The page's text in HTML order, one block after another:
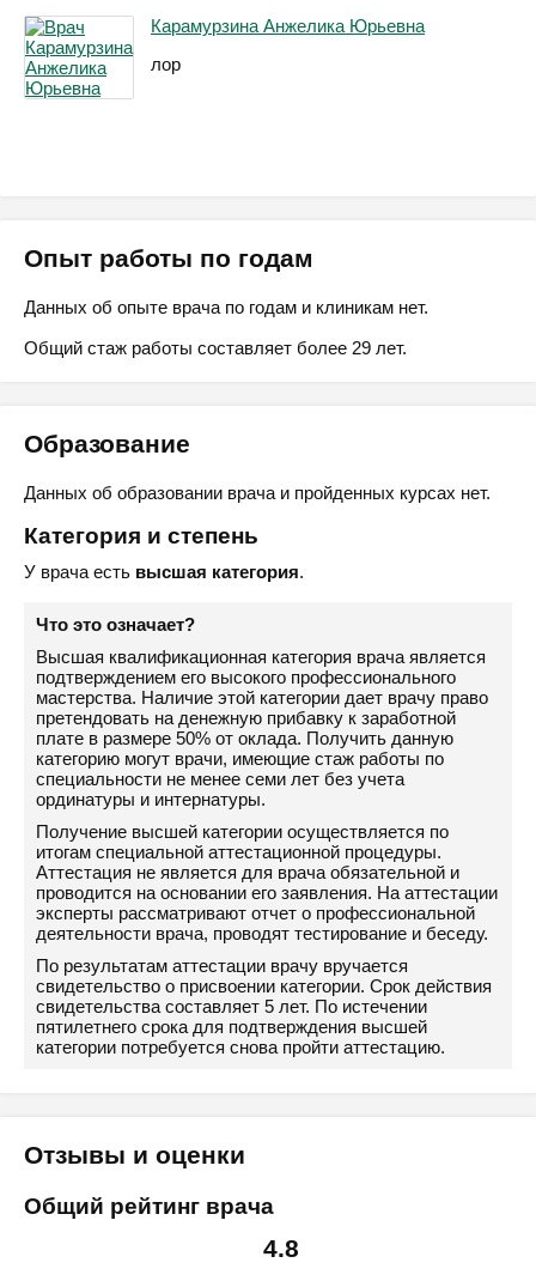
Карамурзина Анжелика Юрьевна
лор
Опыт работы по годам
Данных об опыте врача по годам и клиникам нет.
Общий стаж работы составляет более 29 лет.
Образование
Данных об образовании врача и пройденных курсах нет.
Категория и степень
У врача есть высшая категория.
Что это означает?
Высшая квалификационная категория врача является
подтверждением его высокого профессионального
мастерства. Наличие этой категории дает врачу право
претендовать на денежную прибавку к заработной
плате в размере 50% от оклада. Получить данную
категорию могут врачи, имеющие стаж работы по
специальности не менее семи лет без учета
ординатуры и интернатуры.
Получение высшей категории осуществляется по
итогам специальной аттестационной процедуры.
Аттестация не является для врача обязательной и
проводится на основании его заявления. На аттестации
эксперты рассматривают отчет о профессиональной
деятельности врача, проводят тестирование и беседу.
По результатам аттестации врачу вручается
свидетельство о присвоении категории. Срок действия
свидетельства составляет 5 лет. По истечении
пятилетнего срока для подтверждения высшей
категории потребуется снова пройти аттестацию.
Отзывы и оценки
Общий рейтинг врача
4.8